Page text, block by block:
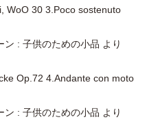
WoO 30 3.Poco sostenuto
ン : 子供のための小品 より
Op.72 4.Andante con moto
ン : 子供のための小品 より